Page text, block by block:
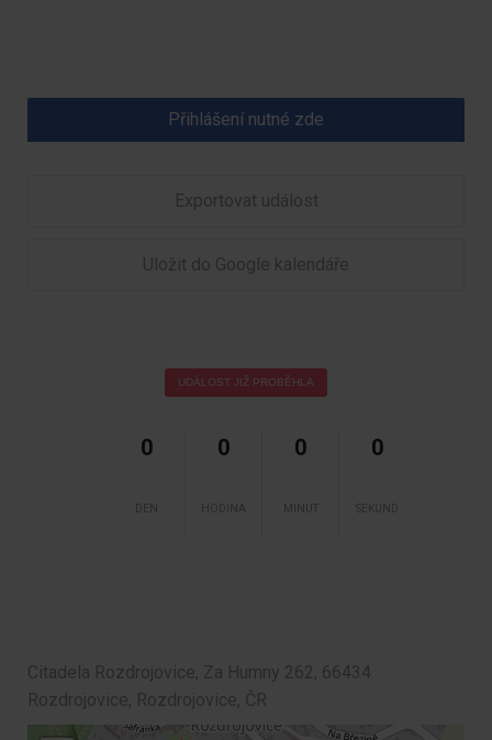
Přihlášení nutné zde
Exportovat událost
Uložit do Google kalendáře
UDÁLOST JIŽ PROBĚHLA
0 0
HODINA
0
MINUT
0
Citadela Rozdrojovice, Za Humny 262, 66434
Rozdrojovice, Rozdrojovice, ČR